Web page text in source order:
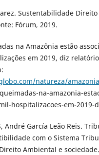
Sustentabilidade
Fórum, 2019.
na Amazônia estão
em 2019, diz
natureza/
na-amazonia-
hospitalizacoes-em-
André García Leão Reis.
com o Sistema
Ambiental e